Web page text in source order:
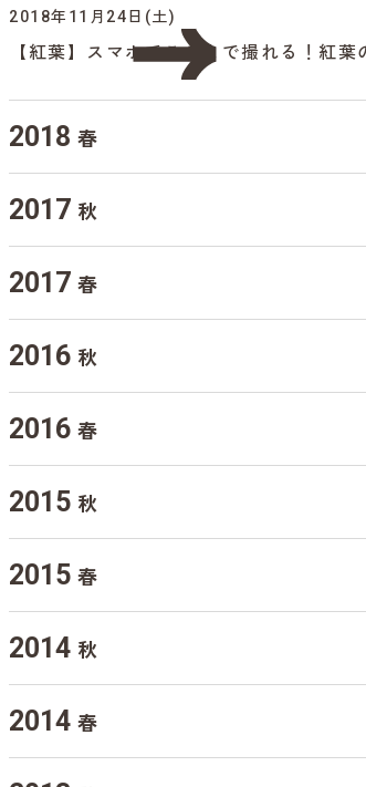
2018年11月24日(土)
【紅葉】スマホでここまで撮れる！紅葉
2018 春
2017 秋
2017 春
2016 秋
2016 春
2015 秋
2015 春
2014 秋
2014 春